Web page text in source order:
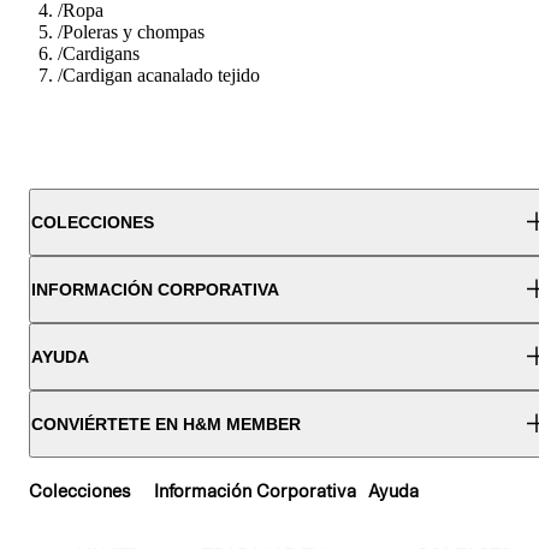
/Ropa
/Poleras y chompas
/Cardigans
/Cardigan acanalado tejido
COLECCIONES
INFORMACIÓN CORPORATIVA
AYUDA
CONVIÉRTETE EN H&M MEMBER
Colecciones Información Corporativa Ayuda